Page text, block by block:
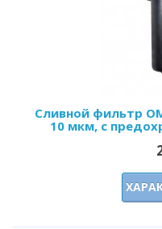
Сливной фильтр
10 мкм, с